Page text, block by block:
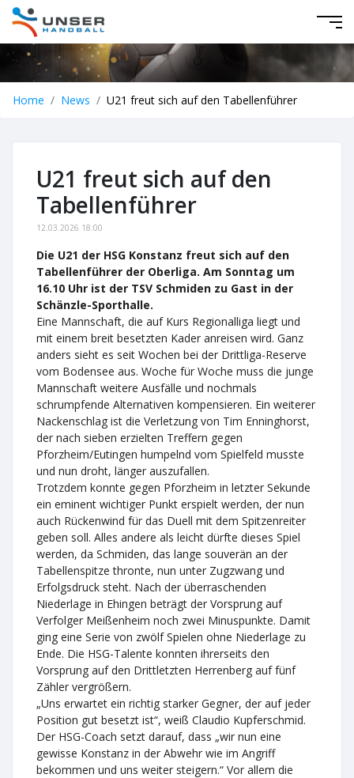
Home News U21 freut sich auf den Tabellenführer
U21 freut sich auf den
Tabellenführer
12.03.2026 18:00
Die U21 der HSG Konstanz freut sich auf den
Tabellenführer der Oberliga. Am Sonntag um
16.10 Uhr ist der TSV Schmiden zu Gast in der
Schänzle-Sporthalle.
Eine Mannschaft, die auf Kurs Regionalliga liegt und
mit einem breit besetzten Kader anreisen wird. Ganz
anders sieht es seit Wochen bei der Drittliga-Reserve
vom Bodensee aus. Woche für Woche muss die junge
Mannschaft weitere Ausfälle und nochmals
schrumpfende Alternativen kompensieren. Ein weiterer
Nackenschlag ist die Verletzung von Tim Enninghorst,
der nach sieben erzielten Treffern gegen
Pforzheim/Eutingen humpelnd vom Spielfeld musste
und nun droht, länger auszufallen.
Trotzdem konnte gegen Pforzheim in letzter Sekunde
ein eminent wichtiger Punkt erspielt werden, der nun
auch Rückenwind für das Duell mit dem Spitzenreiter
geben soll. Alles andere als leicht dürfte dieses Spiel
werden, da Schmiden, das lange souverän an der
Tabellenspitze thronte, nun unter Zugzwang und
Erfolgsdruck steht. Nach der überraschenden
Niederlage in Ehingen beträgt der Vorsprung auf
Verfolger Meißenheim noch zwei Minuspunkte. Damit
ging eine Serie von zwölf Spielen ohne Niederlage zu
Ende. Die HSG-Talente konnten ihrerseits den
Vorsprung auf den Drittletzten Herrenberg auf fünf
Zähler vergrößern.
„Uns erwartet ein richtig starker Gegner, der auf jeder
Position gut besetzt ist“, weiß Claudio Kupferschmid.
Der HSG-Coach setzt darauf, dass „wir nun eine
gewisse Konstanz in der Abwehr wie im Angriff
bekommen und uns weiter steigern.“ Vor allem die